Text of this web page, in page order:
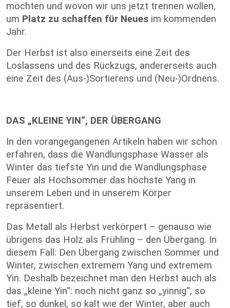
möchten und wovon wir uns jetzt trennen wollen,
um Platz zu schaffen für Neues im kommenden
Jahr.
Der Herbst ist also einerseits eine Zeit des
Loslassens und des Rückzugs, andererseits auch
eine Zeit des (Aus-)Sortierens und (Neu-)Ordnens.
DAS „KLEINE YIN“, DER ÜBERGANG
In den vorangegangenen Artikeln haben wir schon
erfahren, dass die Wandlungsphase Wasser als
Winter das tiefste Yin und die Wandlungsphase
Feuer als Hochsommer das höchste Yang in
unserem Leben und in unserem Körper
repräsentiert.
Das Metall als Herbst verkörpert – genauso wie
übrigens das Holz als Frühling – den Übergang. In
diesem Fall: Den Übergang zwischen Sommer und
Winter, zwischen extremem Yang und extremem
Yin. Deshalb bezeichnet man den Herbst auch als
das „kleine Yin“: noch nicht ganz so „yinnig“, so
tief, so dunkel, so kalt wie der Winter, aber auch